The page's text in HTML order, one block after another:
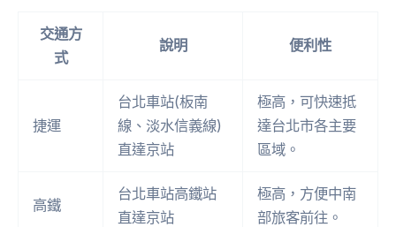
交通方
式
說明 便利性
捷運
台北車站(板南
線、淡水信義線)
直達京站
極高，可快速抵
達台北市各主要
區域。
高鐵
台北車站高鐵站
直達京站
極高，方便中南
部旅客前往。